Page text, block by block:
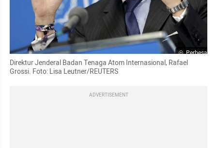
Perbesar
Direktur Jenderal Badan Tenaga Atom Internasional, Rafael
Grossi. Foto: Lisa Leutner/REUTERS
ADVERTISEMENT